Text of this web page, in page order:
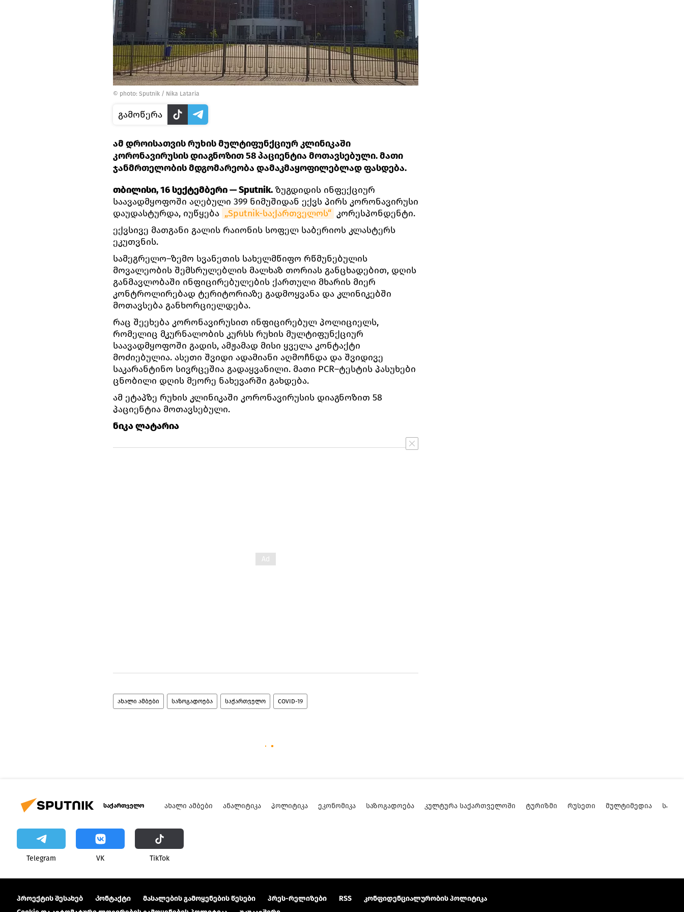
© photo: Sputnik / Nika Lataria
გამოწერა
ამ დროისათვის რუხის მულტიფუნქციურ კლინიკაში
კორონავირუსის დიაგნოზით 58 პაციენტია მოთავსებული. მათი
ჯანმრთელობის მდგომარეობა დამაკმაყოფილებლად ფასდება.
თბილისი, 16 სექტემბერი — Sputnik. ზუგდიდის ინფექციურ
საავადმყოფოში აღებული 399 ნიმუშიდან ექვს პირს კორონავირუსი
დაუდასტურდა, იუწყება „Sputnik-საქართველოს“ კორესპონდენტი.
ექვსივე მათგანი გალის რაიონის სოფელ საბერიოს კლასტერს
ეკუთვნის.
სამეგრელო–ზემო სვანეთის სახელმწიფო რწმუნებულის
მოვალეობის შემსრულებლის მალხაზ თორიას განცხადებით, დღის
განმავლობაში ინფიცირებულების ქართული მხარის მიერ
კონტროლირებად ტერიტორიაზე გადმოყვანა და კლინიკებში
მოთავსება განხორციელდება.
რაც შეეხება კორონავირუსით ინფიცირებულ პოლიციელს,
რომელიც მკურნალობის კურსს რუხის მულტიფუნქციურ
საავადმყოფოში გადის, ამჟამად მისი ყველა კონტაქტი
მოძიებულია. ასეთი შვიდი ადამიანი აღმოჩნდა და შვიდივე
საკარანტინო სივრცეშია გადაყვანილი. მათი PCR–ტესტის პასუხები
ცნობილი დღის მეორე ნახევარში გახდება.
ამ ეტაპზე რუხის კლინიკაში კორონავირუსის დიაგნოზით 58
პაციენტია მოთავსებული.
ნიკა ლატარია
ახალი ამბები საზოგადოება საქართველო COVID-19
საქართველო ᲐᲮᲐᲚᲘ ᲐᲛᲑᲔᲑᲘ ᲐᲜᲐᲚᲘᲢᲘᲙᲐ ᲞᲝᲚᲘᲢᲘᲙᲐ ᲔᲙᲝᲜᲝᲛᲘᲙᲐ ᲡᲐᲖᲝᲒᲐᲓᲝᲔᲑᲐ ᲙᲣᲚᲢᲣᲠᲐ ᲡᲐᲥᲐᲠᲗᲕᲔᲚᲝᲨᲘ ᲢᲣᲠᲘᲖᲛᲘ ᲠᲣᲡᲔᲗᲘ ᲛᲣᲚᲢᲘᲛᲔᲓᲘᲐ
Telegram VK ТikТоk
პროექტის შესახებ Კონტაქტი მასალების გამოყენების წესები პრეს-რელიზები RSS
კონფიდენციალურობის პოლიტიკა